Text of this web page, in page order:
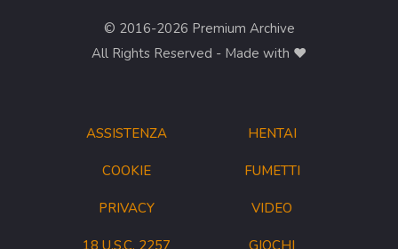
ASSISTENZA
COOKIE
PRIVACY
18 U.S.C. 2257
© 2016-2026 Premium Archive
All Rights Reserved - Made with ❤︎
HENTAI
FUMETTI
VIDEO
GIOCHI